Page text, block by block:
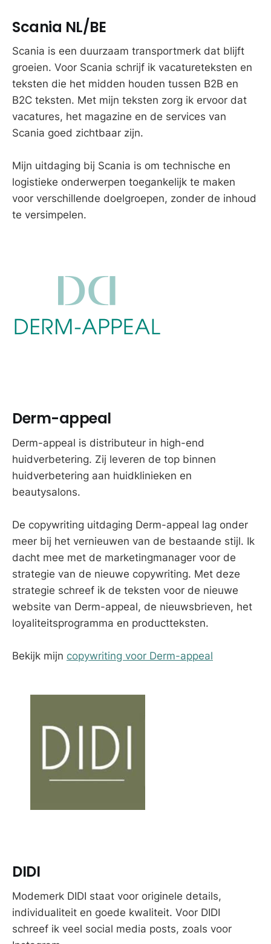
Scania NL/BE
Scania is een duurzaam transportmerk dat blijft
groeien. Voor Scania schrijf ik vacatureteksten en
teksten die het midden houden tussen B2B en
B2C teksten. Met mijn teksten zorg ik ervoor dat
vacatures, het magazine en de services van
Scania goed zichtbaar zijn.
Mijn uitdaging bij Scania is om technische en
logistieke onderwerpen toegankelijk te maken
voor verschillende doelgroepen, zonder de inhoud
te versimpelen.
Derm-appeal
Derm-appeal is distributeur in high-end
huidverbetering. Zij leveren de top binnen
huidverbetering aan huidklinieken en
beautysalons.
De copywriting uitdaging Derm-appeal lag onder
meer bij het vernieuwen van de bestaande stijl. Ik
dacht mee met de marketingmanager voor de
strategie van de nieuwe copywriting. Met deze
strategie schreef ik de teksten voor de nieuwe
website van Derm-appeal, de nieuwsbrieven, het
loyaliteitsprogramma en productteksten.
Bekijk mijn copywriting voor Derm-appeal
DIDI
Modemerk DIDI staat voor originele details,
individualiteit en goede kwaliteit. Voor DIDI
schreef ik veel social media posts, zoals voor